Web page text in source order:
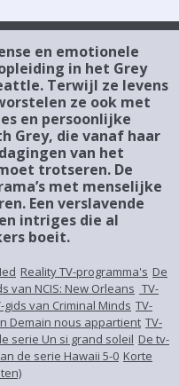
en emotionele
in het Grey
Terwijl ze levens
ze ook met
en persoonlijke
Grey, die vanaf haar
van het
trotseren. De
met menselijke
Een verslavende
intriges die al
boeit.
Reality TV-programma's De
van NCIS: New Orleans TV-
gids van Criminal Minds TV-
Demain nous appartient TV-
serie Un si grand soleil De tv-
de serie Hawaii 5-0 Korte